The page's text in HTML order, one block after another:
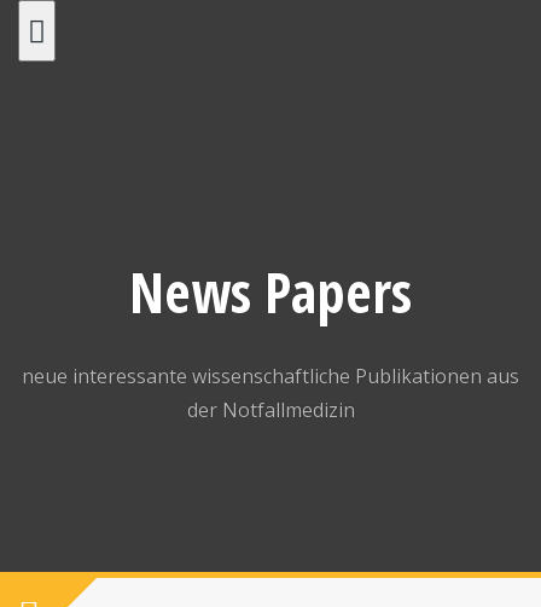
News Papers
neue interessante wissenschaftliche Publikationen aus
der Notfallmedizin